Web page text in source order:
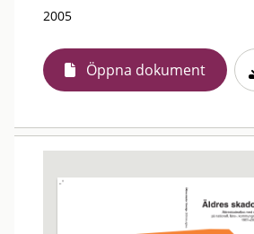
2005
Öppna dokument